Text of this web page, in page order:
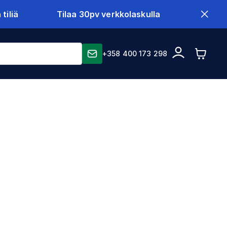
tiliä Tilaa 30pv verkkolaskulla
+358 400 173 298